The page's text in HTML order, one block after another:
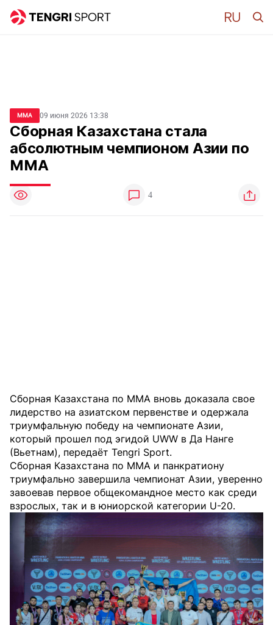
MMA 09 июня 2026 13:38
Сборная Казахстана стала
абсолютным чемпионом Азии по
ММА
4
Сборная Казахстана по ММА вновь доказала свое
лидерство на азиатском первенстве и одержала
триумфальную победу на чемпионате Азии,
который прошел под эгидой UWW в Да Нанге
(Вьетнам), передаёт Tengri Sport.
Сборная Казахстана по ММА и панкратиону
триумфально завершила чемпионат Азии, уверенно
завоевав первое общекомандное место как среди
взрослых, так и в юниорской категории U-20.